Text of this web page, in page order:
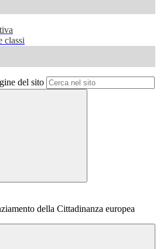
classi
del sito
della Cittadinanza europea